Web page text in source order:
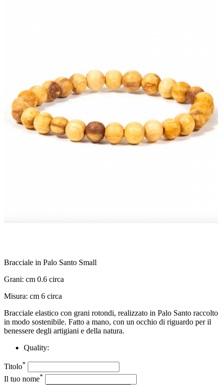
Bracciale in Palo Santo Small
Grani: cm 0.6 circa
Misura: cm 6 circa
Bracciale elastico con grani rotondi, realizzato in Palo Santo raccolto
in modo sostenibile. Fatto a mano, con un occhio di riguardo per il
benessere degli artigiani e della natura.
Quality:
Titolo*
Il tuo nome*